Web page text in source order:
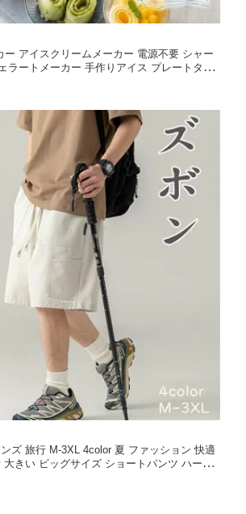
ー アイスクリームメーカー 電源不要 シャー
ラートメーカー 手作りアイス プレートタイ
れる おうちカフェ 親子クッキング ホームパ
グルト お菓子作り キッズ
ズ 旅行 M-3XL 4color 夏 ファッション 快適
きい ビッグサイズ ショートパンツ ハーフ
ポーツ ギフト プレゼント